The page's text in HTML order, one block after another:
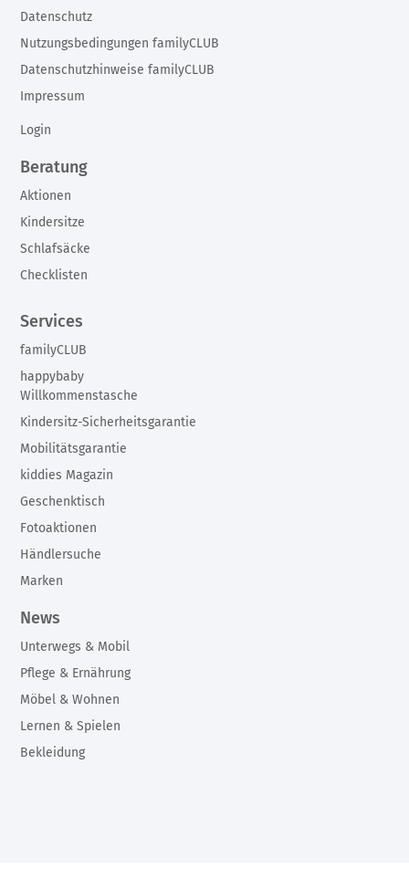
Beratung
Aktionen
Kindersitze
Schlafsäcke
Checklisten
Services
familyCLUB
happybaby
Willkommenstasche
Kindersitz-Sicherheitsgarantie
Mobilitätsgarantie
kiddies Magazin
Geschenktisch
Fotoaktionen
Händlersuche
Marken
News
Unterwegs & Mobil
Pflege & Ernährung
Möbel & Wohnen
Lernen & Spielen
Bekleidung
Datenschutz
Nutzungsbedingungen familyCLUB
Datenschutzhinweise familyCLUB
Impressum
Login